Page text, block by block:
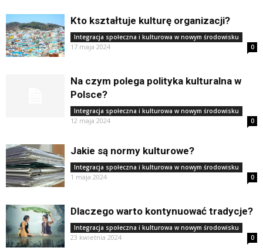
Kto kształtuje kulturę organizacji?
Integracja społeczna i kulturowa w nowym środowisku
17 maja 2024 0
Na czym polega polityka kulturalna w
Polsce?
Integracja społeczna i kulturowa w nowym środowisku
12 maja 2024 0
Jakie są normy kulturowe?
Integracja społeczna i kulturowa w nowym środowisku
1 maja 2024 0
Dlaczego warto kontynuować tradycje?
Integracja społeczna i kulturowa w nowym środowisku
23 kwietnia 2024 0